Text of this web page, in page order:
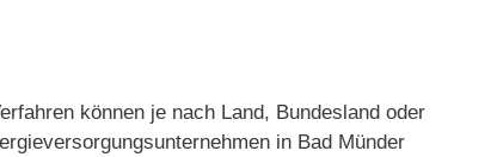
können je nach Land, Bundesland oder
in Bad Münder